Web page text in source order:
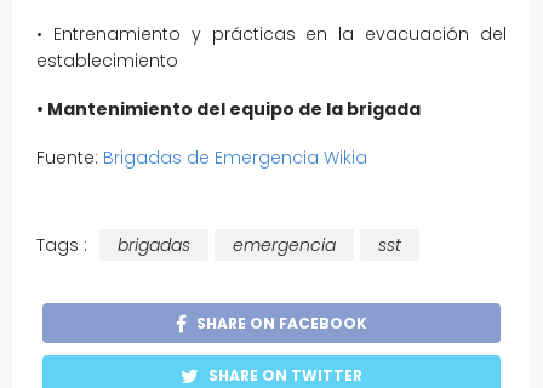
• Entrenamiento y prácticas en la evacuación del
establecimiento
• Mantenimiento del equipo de la brigada
Fuente: Brigadas de Emergencia Wikia
Tags : brigadas emergencia sst
SHARE ON FACEBOOK
SHARE ON TWITTER